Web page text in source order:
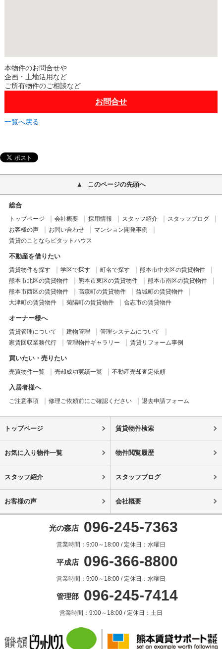
本物件のお問合せや
企画・土地活用など
ご所有物件のご相談など
お問合せ
一覧へ戻る
このページの先頭へ
総合
トップページ 会社概要 採用情報 スタッフ紹介
スタッフブログ
お客様の声
お問い合わせ
マンション開発事例
賃貸のことならピタットハウス
不動産を借りたい
賃貸物件を探す 学区で探す 町名で探す
熊本市中央区の賃貸物件
熊本市北区の賃貸物件
熊本市東区の賃貸物件
熊本市南区の賃貸物件
熊本市西区の賃貸物件
高森町の賃貸物件
益城町の賃貸物件
大津町の賃貸物件
菊陽町の賃貸物件 合志市の賃貸物件
オーナー様へ
賃貸管理について 建物管理
管理システムについて
家賃回収業務代行
管理物件ギャラリー 賃貸リフォーム事例
買いたい・売りたい
売買物件一覧 売却成功実績一覧 不動産売却査定依頼
入居者様へ
ご注意事項 修理ご依頼前にご確認ください 退去申請フォーム
トップページ 賃貸物件検索
お気に入り物件一覧 物件閲覧履歴
スタッフ紹介 スタッフブログ
お客様の声 会社概要
光の森店 096-245-7363
営業時間：9:00～18:00 / 定休日：水曜日
平成店 096-366-8800
営業時間：9:00～18:00 / 定休日：水曜日
管理部 096-245-7414
営業時間：9:00～18:00 / 定休日：土日